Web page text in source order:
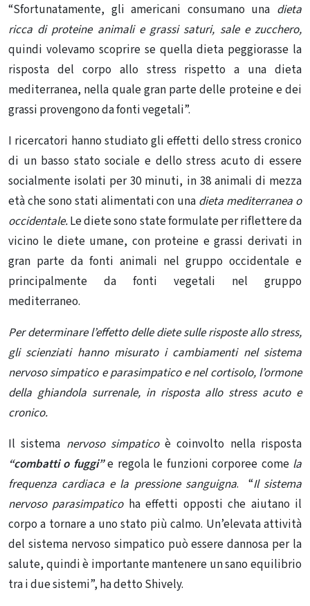
“Sfortunatamente, gli americani consumano una dieta
ricca di proteine ​​animali e grassi saturi, sale e zucchero,
quindi volevamo scoprire se quella dieta peggiorasse la
risposta del corpo allo stress rispetto a una dieta
mediterranea, nella quale gran parte delle proteine ​​e dei
grassi provengono da fonti vegetali”.
I ricercatori hanno studiato gli effetti dello stress cronico
di un basso stato sociale e dello stress acuto di essere
socialmente isolati per 30 minuti, in 38 animali di mezza
età che sono stati alimentati con una dieta mediterranea o
occidentale.Le diete sono state formulate per riflettere da
vicino le diete umane, con proteine ​​e grassi derivati ​​in
gran parte da fonti animali nel gruppo occidentale e
principalmente da fonti vegetali nel gruppo
mediterraneo.
Per determinare l’effetto delle diete sulle risposte allo stress,
gli scienziati hanno misurato i cambiamenti nel sistema
nervoso simpatico e parasimpatico e nel cortisolo, l’ormone
della ghiandola surrenale, in risposta allo stress acuto e
cronico.
Il sistema nervoso simpaticoè coinvolto nella risposta
“combatti o fuggi”e regola le funzioni corporee comela
frequenza cardiaca e la pressione sanguigna. “Il sistema
nervoso parasimpaticoha effetti opposti che aiutano il
corpo a tornare a uno stato più calmo. Un’elevata attività
del sistema nervoso simpatico può essere dannosa per la
salute, quindi è importante mantenere un sano equilibrio
tra i due sistemi”, ha detto Shively.